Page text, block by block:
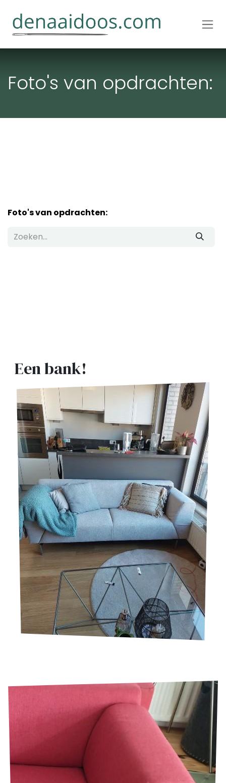
Foto's van opdrachten:
Foto's van opdrachten:
Een bank!